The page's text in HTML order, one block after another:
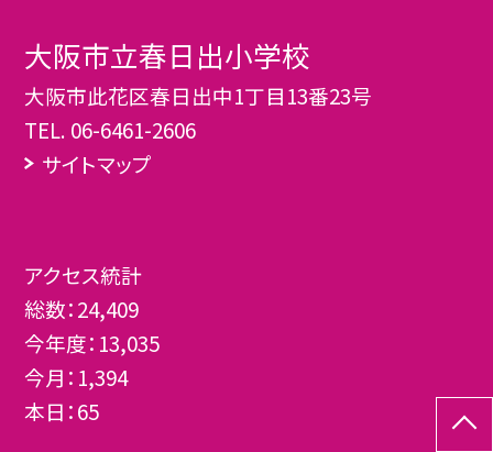
大阪市立春日出小学校
大阪市此花区春日出中1丁目13番23号
TEL. 06-6461-2606
サイトマップ
アクセス統計
総数：24,409
今年度： 13,035
今月： 1,394
本日：65